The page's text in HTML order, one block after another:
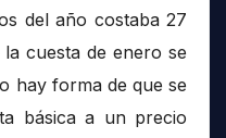
del año costaba 27
cuesta de enero se
hay forma de que se
básica a un precio